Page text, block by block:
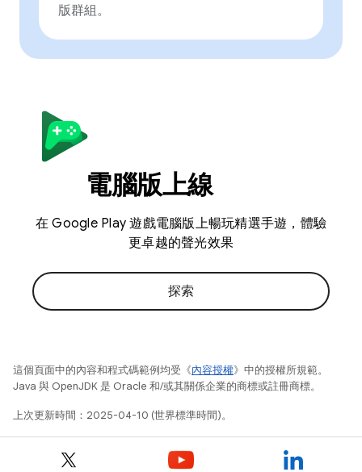
版群組。
電腦版上線
在 Google Play 遊戲電腦版上暢玩精選手遊，體驗
更卓越的聲光效果
探索
這個頁面中的內容和程式碼範例均受《內容授權》中的授權所規範。
Java 與 OpenJDK 是 Oracle 和/或其關係企業的商標或註冊商標。
上次更新時間：2025-04-10 (世界標準時間)。